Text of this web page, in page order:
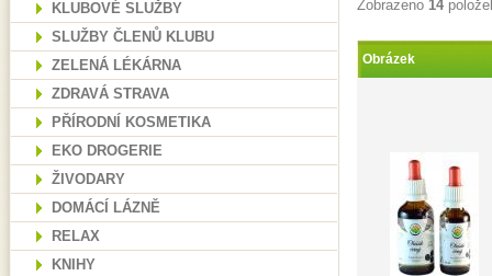
KLUBOVÉ SLUŽBY
SLUŽBY ČLENŮ KLUBU
ZELENÁ LÉKÁRNA
ZDRAVÁ STRAVA
PŘÍRODNÍ KOSMETIKA
EKO DROGERIE
ŽIVODARY
DOMÁCÍ LÁZNĚ
RELAX
KNIHY
Zobrazeno 14
Obrázek